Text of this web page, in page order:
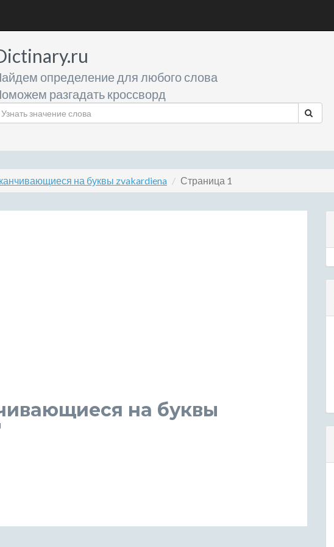
определение для любого слова
разгадать кроссворд
на буквы zvakardiena Страница 1
на буквы